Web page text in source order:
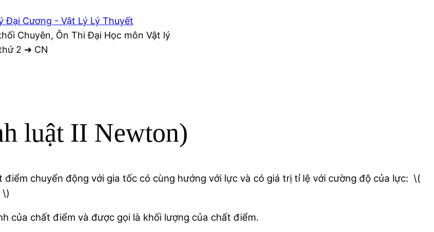
Đại Cương - Vật Lý Lý Thuyết
Chuyên, Ôn Thi Đại Học môn Vật lý
2 ➜ CN
luật II Newton)
chuyển động với gia tốc có cùng hướng với lực và có giá trị tỉ lệ với cường độ của lực: \(
\)
của chất điểm và được gọi là khối lượng của chất điểm.